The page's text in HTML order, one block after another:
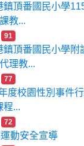
鎮頂番國民小學
教...
91
鎮頂番國民小學附
理教...
77
度校園性別事件
程...
72
動安全宣導